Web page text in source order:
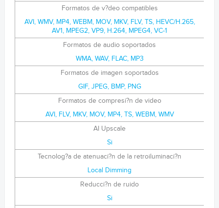
Formatos de v?deo compatibles
AVI, WMV, MP4, WEBM, MOV, MKV, FLV, TS, HEVC/H.265,
AV1, MPEG2, VP9, H.264, MPEG4, VC-1
Formatos de audio soportados
WMA, WAV, FLAC, MP3
Formatos de imagen soportados
GIF, JPEG, BMP, PNG
Formatos de compresi?n de video
AVI, FLV, MKV, MOV, MP4, TS, WEBM, WMV
AI Upscale
Si
Tecnolog?a de atenuaci?n de la retroiluminaci?n
Local Dimming
Reducci?n de ruido
Si